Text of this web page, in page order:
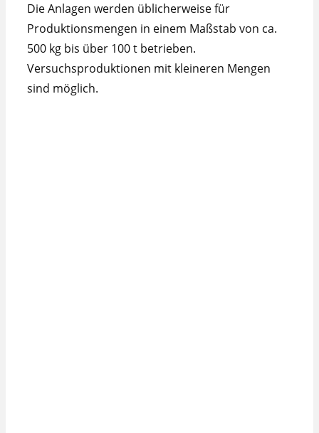
Die Anlagen werden üblicherweise für
Produktionsmengen in einem Maßstab von ca.
500 kg bis über 100 t betrieben.
Versuchsproduktionen mit kleineren Mengen
sind möglich.